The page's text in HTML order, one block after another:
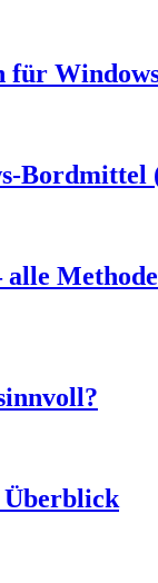
alle
Überblick